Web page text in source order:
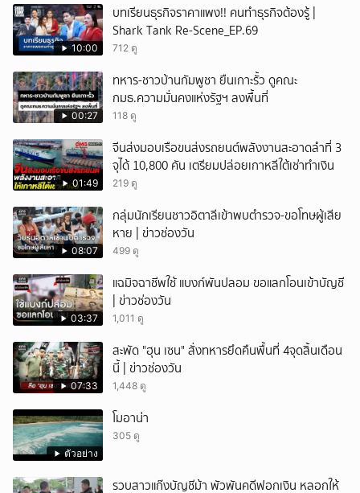
10:00
บทเรียนธุรกิจราคาแพง!! คนทำธุรกิจต้องรู้ |
Shark Tank Re-Scene_EP.69
712 ดู
00:27
ทหาร-ชาวบ้านกัมพูชา ยืนเกาะรั้ว ดูคณะ
กมธ.ความมั่นคงแห่งรัฐฯ ลงพื้นที่
118 ดู
01:49
จีนส่งมอบเรือขนส่งรถยนต์พลังงานสะอาดลำที่ 3
จุได้ 10,800 คัน เตรียมปล่อยเกาหลีใต้เช่าทำเงิน
219 ดู
08:07
กลุ่มนักเรียนชาวอิตาลีเข้าพบตำรวจ-ขอโทษผู้เสีย
หาย | ข่าวช่องวัน
499 ดู
03:37
แฉมิจฉาชีพใช้ แบงก์พันปลอม ขอแลกโอนเข้าบัญชี
| ข่าวช่องวัน
1,011 ดู
07:33
สะพัด "ฮุน เซน" สั่งทหารยึดคืนพื้นที่ 4จุดสิ้นเดือน
นี้ | ข่าวช่องวัน
1,448 ดู
ตัวอย่าง
โมอาน่า
305 ดู
รวบสาวแก๊งบัญชีม้า พัวพันคดีฟอกเงิน หลอกให้